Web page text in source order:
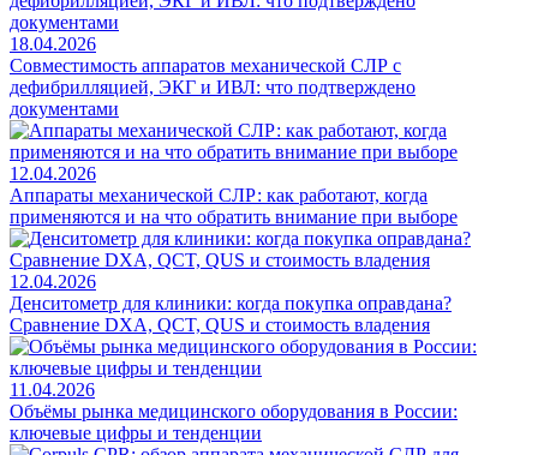
18.04.2026
Совместимость аппаратов механической СЛР с
дефибрилляцией, ЭКГ и ИВЛ: что подтверждено
документами
12.04.2026
Аппараты механической СЛР: как работают, когда
применяются и на что обратить внимание при выборе
12.04.2026
Денситометр для клиники: когда покупка оправдана?
Сравнение DXA, QCT, QUS и стоимость владения
11.04.2026
Объёмы рынка медицинского оборудования в России:
ключевые цифры и тенденции